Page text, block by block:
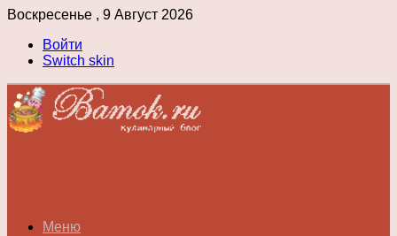
Воскресенье , 9 Август 2026
Войти
Switch skin
Меню